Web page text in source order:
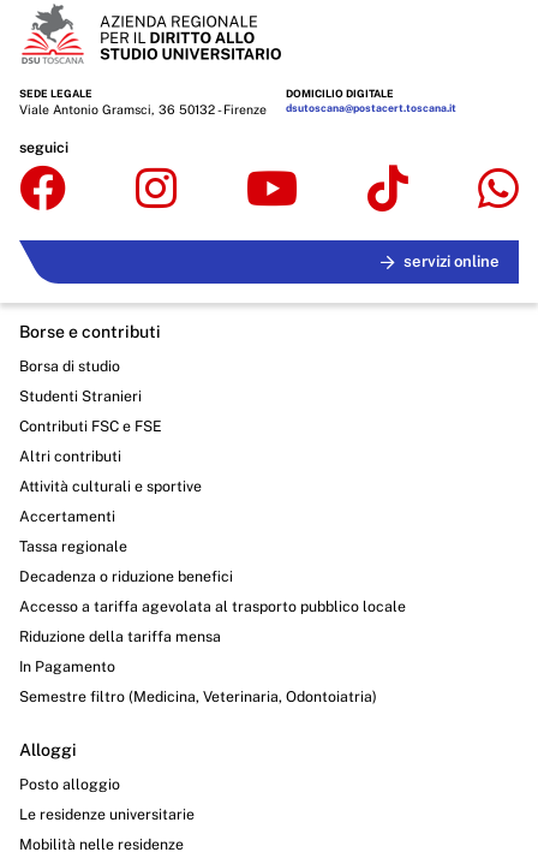
SEDE LEGALE
Viale Antonio Gramsci, 36 50132 - Firenze
DOMICILIO DIGITALE
dsutoscana@postacert.toscana.it
seguici
servizi online
Borse e contributi
Borsa di studio
Studenti Stranieri
Contributi FSC e FSE
Altri contributi
Attività culturali e sportive
Accertamenti
Tassa regionale
Decadenza o riduzione benefici
Accesso a tariffa agevolata al trasporto pubblico locale
Riduzione della tariffa mensa
In Pagamento
Semestre filtro (Medicina, Veterinaria, Odontoiatria)
Alloggi
Posto alloggio
Le residenze universitarie
Mobilità nelle residenze